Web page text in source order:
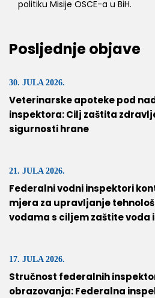
politiku Misije OSCE-a u BiH.
Posljednje objave
30. JULA 2026.
Veterinarske apoteke pod
inspektora: Cilj zaštita
sigurnosti hrane
21. JULA 2026.
Federalni vodni inspektori
mjera za upravljanje
vodama s ciljem zaštite voda
17. JULA 2026.
Stručnost federalnih
obrazovanja: Federalna